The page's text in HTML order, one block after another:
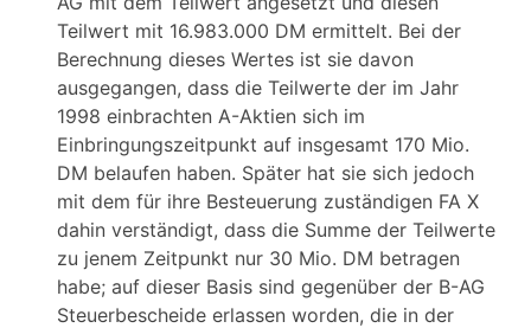
Teilwert mit 16.983.000 DM ermittelt. Bei der
Berechnung dieses Wertes ist sie davon
ausgegangen, dass die Teilwerte der im Jahr
1998 einbrachten A-Aktien sich im
Einbringungszeitpunkt auf insgesamt 170 Mio.
DM belaufen haben. Später hat sie sich jedoch
mit dem für ihre Besteuerung zuständigen FA X
dahin verständigt, dass die Summe der Teilwerte
zu jenem Zeitpunkt nur 30 Mio. DM betragen
habe; auf dieser Basis sind gegenüber der B-AG
Steuerbescheide erlassen worden, die in der